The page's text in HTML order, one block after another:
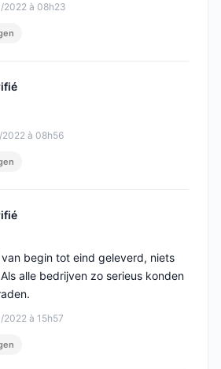
2022 à 08h23
5
2022 à 08h56
5
à 15h57
begin tot eind geleverd, niets
alle bedrijven zo serieus konden